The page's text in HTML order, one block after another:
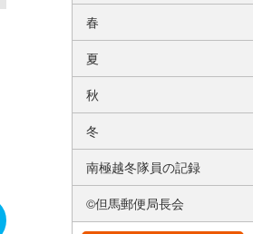
春
夏
秋
冬
南極越冬隊員の記録
©但馬郵便局長会